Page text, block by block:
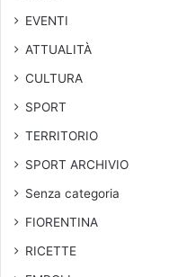
EVENTI
ATTUALITÀ
CULTURA
SPORT
TERRITORIO
SPORT ARCHIVIO
Senza categoria
FIORENTINA
RICETTE